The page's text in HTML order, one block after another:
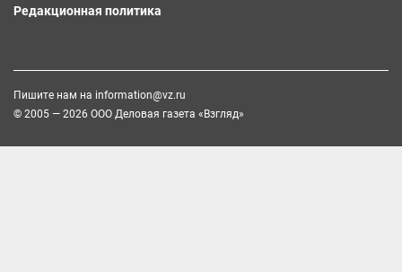
Редакционная политика
Пишите нам на information@vz.ru
© 2005 — 2026 ООО Деловая газета «Взгляд»